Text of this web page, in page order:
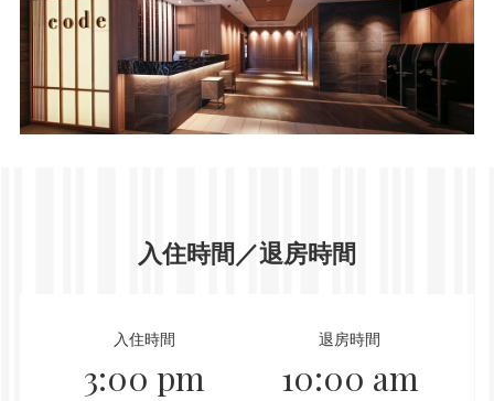
入住時間／退房時間
入住時間
3:00 pm
退房時間
10:00 am